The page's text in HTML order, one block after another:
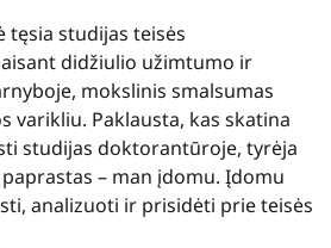
tęsia studijas teisės
didžiulio užimtumo ir
mokslinis smalsumas
varikliu. Paklausta, kas skatina
studijas doktorantūroje, tyrėja
– man įdomu. Įdomu
analizuoti ir prisidėti prie teisės